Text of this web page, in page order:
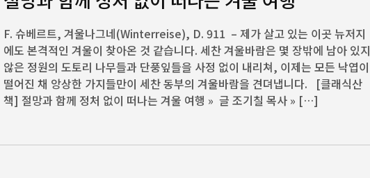
F. 슈베르트, 겨울나그네(Winterreise), D. 911 – 제가 살고 있는 이곳 뉴저지
에도 본격적인 겨울이 찾아온 것 같습니다. 세찬 겨울바람은 몇 장밖에 남아 있지
않은 정원의 도토리 나무들과 단풍잎들을 사정 없이 내리쳐, 이제는 모든 낙엽이
떨어진 채 앙상한 가지들만이 세찬 동부의 겨울바람을 견뎌냅니다. [클래식산
책] 절망과 함께 정처 없이 떠나는 겨울 여행 » 글 조기칠 목사 » […]